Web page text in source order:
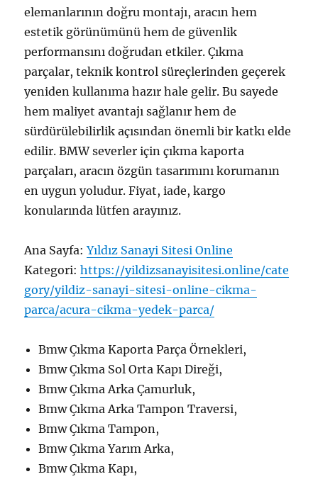
elemanlarının doğru montajı, aracın hem
estetik görünümünü hem de güvenlik
performansını doğrudan etkiler. Çıkma
parçalar, teknik kontrol süreçlerinden geçerek
yeniden kullanıma hazır hale gelir. Bu sayede
hem maliyet avantajı sağlanır hem de
sürdürülebilirlik açısından önemli bir katkı elde
edilir. BMW severler için çıkma kaporta
parçaları, aracın özgün tasarımını korumanın
en uygun yoludur. Fiyat, iade, kargo
konularında lütfen arayınız.
Ana Sayfa:Yıldız Sanayi Sitesi Online
Kategori:https://yildizsanayisitesi.online/cate
gory/yildiz-sanayi-sitesi-online-cikma-
parca/acura-cikma-yedek-parca/
Bmw Çıkma Kaporta Parça Örnekleri,
Bmw Çıkma Sol Orta Kapı Direği,
Bmw Çıkma Arka Çamurluk,
Bmw Çıkma Arka Tampon Traversi,
Bmw Çıkma Tampon,
Bmw Çıkma Yarım Arka,
Bmw Çıkma Kapı,